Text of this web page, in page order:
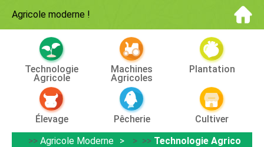
Agricole moderne !
Technologie
Agricole
Machines
Agricoles
Plantation
Élevage Pêcherie
Cultiver
>> Agricole Moderne > >> Technologie Agricole